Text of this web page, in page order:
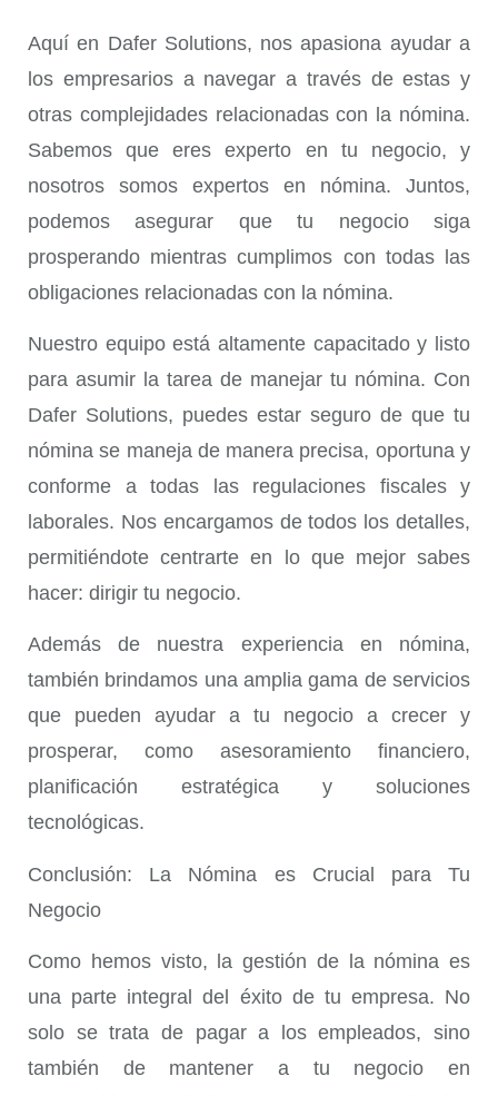
Aquí en Dafer Solutions, nos apasiona ayudar a
los empresarios a navegar a través de estas y
otras complejidades relacionadas con la nómina.
Sabemos que eres experto en tu negocio, y
nosotros somos expertos en nómina. Juntos,
podemos asegurar que tu negocio siga
prosperando mientras cumplimos con todas las
obligaciones relacionadas con la nómina.
Nuestro equipo está altamente capacitado y listo
para asumir la tarea de manejar tu nómina. Con
Dafer Solutions, puedes estar seguro de que tu
nómina se maneja de manera precisa, oportuna y
conforme a todas las regulaciones fiscales y
laborales. Nos encargamos de todos los detalles,
permitiéndote centrarte en lo que mejor sabes
hacer: dirigir tu negocio.
Además de nuestra experiencia en nómina,
también brindamos una amplia gama de servicios
que pueden ayudar a tu negocio a crecer y
prosperar, como asesoramiento financiero,
planificación estratégica y soluciones
tecnológicas.
Conclusión: La Nómina es Crucial para Tu
Negocio
Como hemos visto, la gestión de la nómina es
una parte integral del éxito de tu empresa. No
solo se trata de pagar a los empleados, sino
también de mantener a tu negocio en